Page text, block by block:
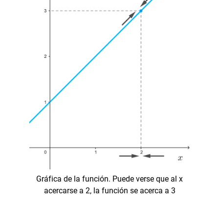
Gráfica de la función. Puede verse que al x
acercarse a 2, la función se acerca a 3